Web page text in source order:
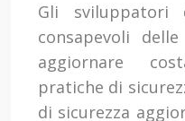
Gli sviluppatori
consapevoli
aggiornare
pratiche di
di sicurezza